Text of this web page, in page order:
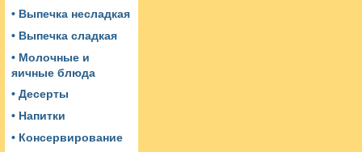
• Выпечка несладкая
• Выпечка сладкая
• Молочные и
яичные блюда
• Десерты
• Напитки
• Консервирование